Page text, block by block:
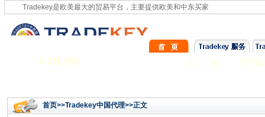
Tradekey是欧美最大的贸易平台，主要提供欧美和中东买家
3,771,174 公 告 关于
首页>>Tradekey中国代理>>正文